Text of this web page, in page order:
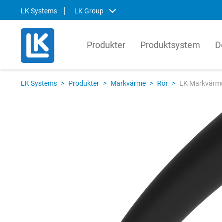
LK Systems LK Group
LK Systems
LK Systems är ledande i Norden inom
LK
den
om
Svenska
Produkter Produktsystem
LK Systems > Produkter > Markvärme > Rör > LK